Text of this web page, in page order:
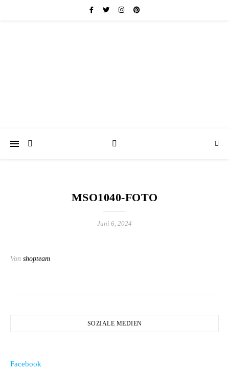
MSO1040-FOTO
Juni 6, 2024
Von shopteam
SOZIALE MEDIEN
Facebook